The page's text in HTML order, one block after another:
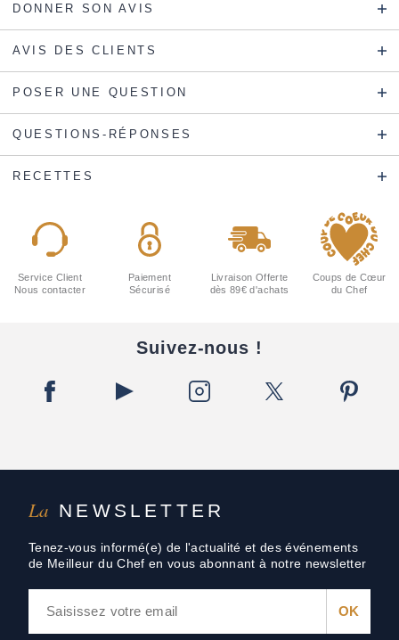
DONNER SON AVIS
AVIS DES CLIENTS
POSER UNE QUESTION
QUESTIONS-RÉPONSES
RECETTES
La NEWSLETTER
Tenez-vous informé(e) de l'actualité et des événements
de Meilleur du Chef en vous abonnant à notre newsletter
Service Client
Nous contacter
Paiement
Sécurisé
Livraison Offerte
dès 89€ d'achats
Coups de Cœur
du Chef
Suivez-nous !